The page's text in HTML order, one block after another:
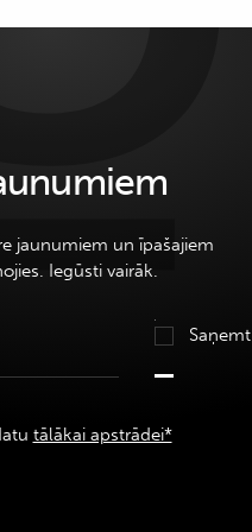
jaunumiem un īpašajiem
Iegūsti vairāk.
tālākai apstrādei*